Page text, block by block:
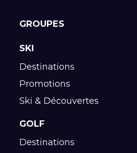
GROUPES
SKI
Destinations
Promotions
Ski & Découvertes
GOLF
Destinations